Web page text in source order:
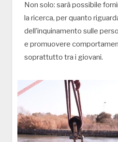
Non solo: sarà possibile
la ricerca, per quanto
dell’inquinamento sulle
e promuovere
soprattutto tra i giovani.